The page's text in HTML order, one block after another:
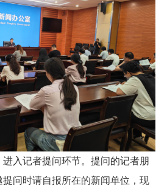
记者提问环节。提问的记者朋
问时请自报所在的新闻单位，现